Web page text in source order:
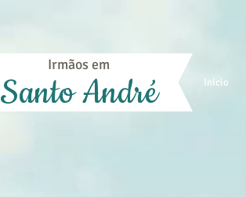
Início
Irmãos em
Santo André